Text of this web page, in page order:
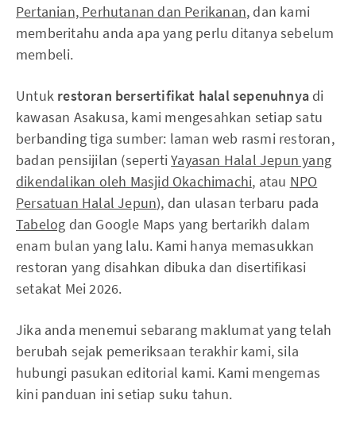
Pertanian, Perhutanan dan Perikanan, dan kami
memberitahu anda apa yang perlu ditanya sebelum
membeli.
Untuk restoran bersertifikat halal sepenuhnya di
kawasan Asakusa, kami mengesahkan setiap satu
berbanding tiga sumber: laman web rasmi restoran,
badan pensijilan (sepertiYayasan Halal Jepun yang
dikendalikan oleh Masjid Okachimachi, atau NPO
Persatuan Halal Jepun), dan ulasan terbaru pada
Tabelog dan Google Maps yang bertarikh dalam
enam bulan yang lalu. Kami hanya memasukkan
restoran yang disahkan dibuka dan disertifikasi
setakat Mei 2026.
Jika anda menemui sebarang maklumat yang telah
berubah sejak pemeriksaan terakhir kami, sila
hubungi pasukan editorial kami. Kami mengemas
kini panduan ini setiap suku tahun.